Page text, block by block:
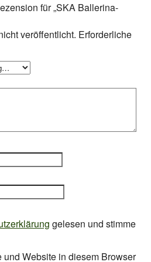
für „SKA Ballerina-
veröffentlicht. Erforderliche
gelesen und stimme
und Website in diesem Browser